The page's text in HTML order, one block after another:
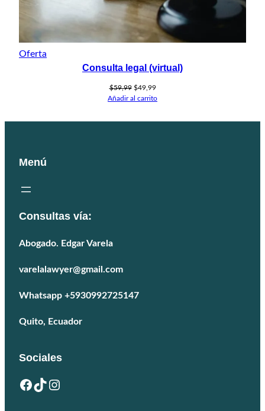
Oferta
Consulta legal (virtual)
$59,99 El
precio
$49,99El
precio
Añadir al carrito
Menú
Consultas vía:
Abogado. Edgar Varela
varelalawyer@gmail.com
Whatsapp +5930992725147
Quito, Ecuador
Sociales
Facebook TikTok Instagram